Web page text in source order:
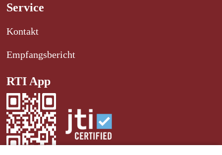
Service
Kontakt
Empfangsbericht
RTI App